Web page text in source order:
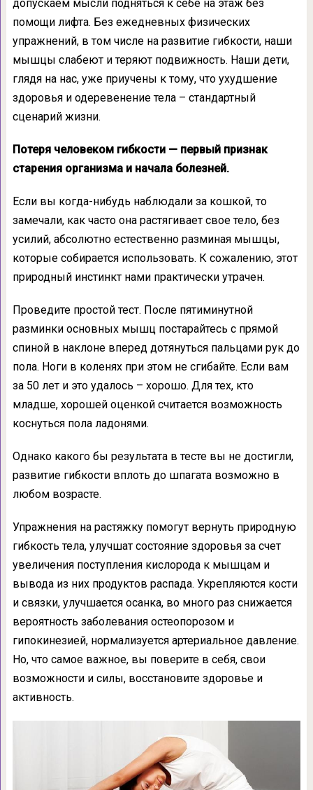
допускаем мысли подняться к себе на этаж без
помощи лифта. Без ежедневных физических
упражнений, в том числе на развитие гибкости, наши
мышцы слабеют и теряют подвижность. Наши дети,
глядя на нас, уже приучены к тому, что ухудшение
здоровья и одеревенение тела – стандартный
сценарий жизни.
Потеря человеком гибкости — первый признак
старения организма и начала болезней.
Если вы когда-нибудь наблюдали за кошкой, то
замечали, как часто она растягивает свое тело, без
усилий, абсолютно естественно разминая мышцы,
которые собирается использовать. К сожалению, этот
природный инстинкт нами практически утрачен.
Проведите простой тест. После пятиминутной
разминки основных мышц постарайтесь с прямой
спиной в наклоне вперед дотянуться пальцами рук до
пола. Ноги в коленях при этом не сгибайте. Если вам
за 50 лет и это удалось – хорошо. Для тех, кто
младше, хорошей оценкой считается возможность
коснуться пола ладонями.
Однако какого бы результата в тесте вы не достигли,
развитие гибкости вплоть до шпагата возможно в
любом возрасте.
Упражнения на растяжку помогут вернуть природную
гибкость тела, улучшат состояние здоровья за счет
увеличения поступления кислорода к мышцам и
вывода из них продуктов распада. Укрепляются кости
и связки, улучшается осанка, во много раз снижается
вероятность заболевания остеопорозом и
гипокинезией, нормализуется артериальное давление.
Но, что самое важное, вы поверите в себя, свои
возможности и силы, восстановите здоровье и
активность.